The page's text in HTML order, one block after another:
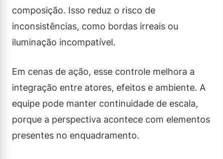
composição. Isso reduz o risco de
inconsistências, como bordas irreais ou
iluminação incompatível.
Em cenas de ação, esse controle melhora a
integração entre atores, efeitos e ambiente. A
equipe pode manter continuidade de escala,
porque a perspectiva acontece com elementos
presentes no enquadramento.